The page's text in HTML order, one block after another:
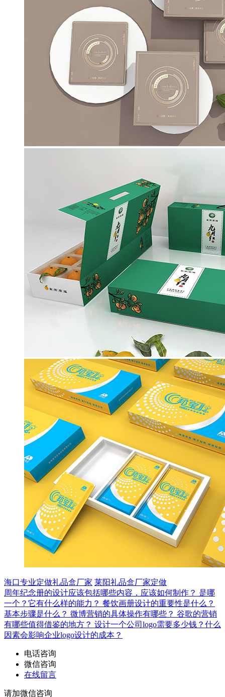
海口专业定做礼品盒厂家 莱阳礼品盒厂家定做
周年纪念册的设计应该包括哪些内容，应该如何制作？ 是哪
一个？它有什么样的能力？ 餐饮画册设计的重要性是什么？
基本步骤是什么？ 微博营销的具体操作有哪些？ 谷歌的营销
有哪些值得借鉴的地方？ 设计一个公司logo需要多少钱？什么
因素会影响企业logo设计的成本？
电话咨询
微信咨询
在线留言
请加微信咨询